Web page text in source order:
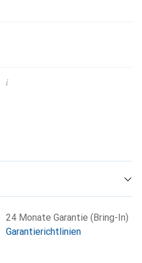
i
24 Monate Garantie (Bring-In)
Garantierichtlinien